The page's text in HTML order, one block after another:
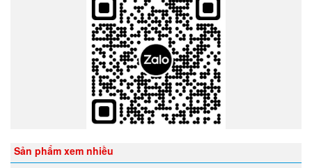
Beckhoff Vietnam
Sản phẩm xem nhiều